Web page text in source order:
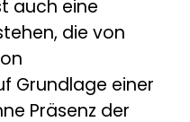
auch eine
die von
Grundlage einer
Präsenz der